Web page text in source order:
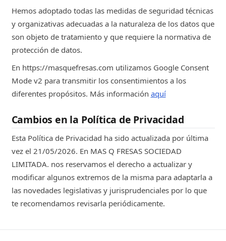
Hemos adoptado todas las medidas de seguridad técnicas
y organizativas adecuadas a la naturaleza de los datos que
son objeto de tratamiento y que requiere la normativa de
protección de datos.
En https://masquefresas.com utilizamos Google Consent
Mode v2 para transmitir los consentimientos a los
diferentes propósitos. Más información aquí
Cambios en la Política de Privacidad
Esta Política de Privacidad ha sido actualizada por última
vez el 21/05/2026. En MAS Q FRESAS SOCIEDAD
LIMITADA. nos reservamos el derecho a actualizar y
modificar algunos extremos de la misma para adaptarla a
las novedades legislativas y jurisprudenciales por lo que
te recomendamos revisarla periódicamente.